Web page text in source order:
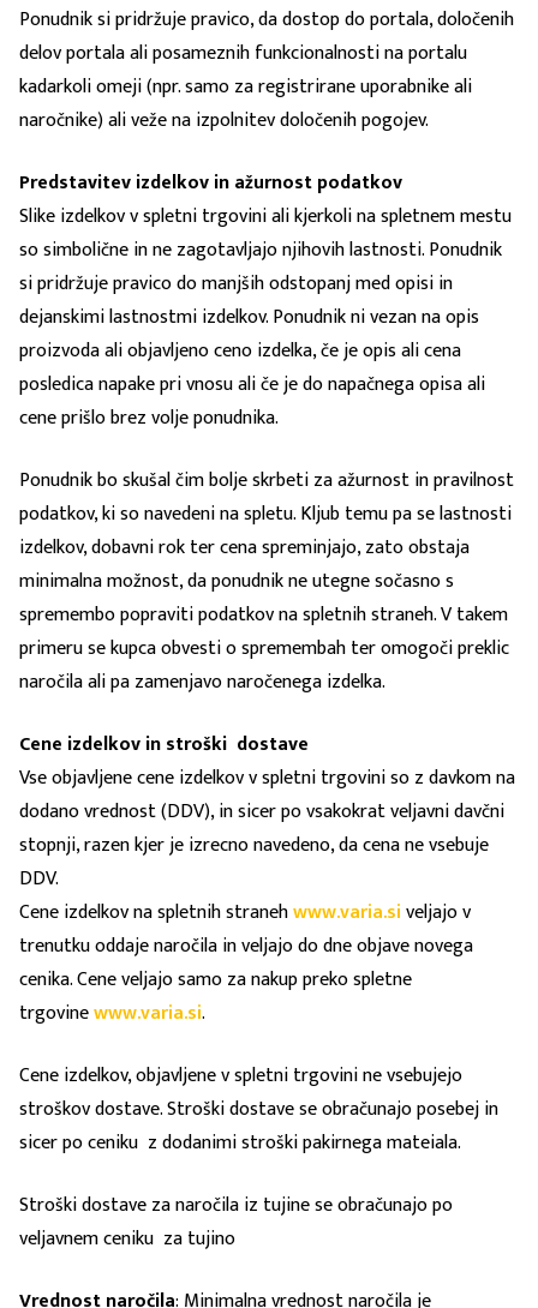
Ponudnik si pridržuje pravico, da dostop do portala, določenih
delov portala ali posameznih funkcionalnosti na portalu
kadarkoli omeji (npr. samo za registrirane uporabnike ali
naročnike) ali veže na izpolnitev določenih pogojev.
Predstavitev izdelkov in ažurnost podatkov
Slike izdelkov v spletni trgovini ali kjerkoli na spletnem mestu
so simbolične in ne zagotavljajo njihovih lastnosti. Ponudnik
si pridržuje pravico do manjših odstopanj med opisi in
dejanskimi lastnostmi izdelkov. Ponudnik ni vezan na opis
proizvoda ali objavljeno ceno izdelka, če je opis ali cena
posledica napake pri vnosu ali če je do napačnega opisa ali
cene prišlo brez volje ponudnika.
Ponudnik bo skušal čim bolje skrbeti za ažurnost in pravilnost
podatkov, ki so navedeni na spletu. Kljub temu pa se lastnosti
izdelkov, dobavni rok ter cena spreminjajo, zato obstaja
minimalna možnost, da ponudnik ne utegne sočasno s
spremembo popraviti podatkov na spletnih straneh. V takem
primeru se kupca obvesti o spremembah ter omogoči preklic
naročila ali pa zamenjavo naročenega izdelka.
Cene izdelkov in stroški dostave
Vse objavljene cene izdelkov v spletni trgovini so z davkom na
dodano vrednost (DDV), in sicer po vsakokrat veljavni davčni
stopnji, razen kjer je izrecno navedeno, da cena ne vsebuje
DDV.
Cene izdelkov na spletnih stranehwww.varia.siveljajo v
trenutku oddaje naročila in veljajo do dne objave novega
cenika. Cene veljajo samo za nakup preko spletne
trgovinewww.varia.si.
Cene izdelkov, objavljene v spletni trgovini ne vsebujejo
stroškov dostave. Stroški dostave se obračunajo posebej in
sicer po ceniku z dodanimi stroški pakirnega mateiala.
Stroški dostave za naročila iz tujine se obračunajo po
veljavnem ceniku za tujino
Vrednost naročila: Minimalna vrednost naročila je